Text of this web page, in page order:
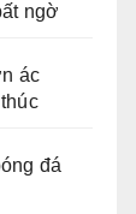
ngờ
ác
đá